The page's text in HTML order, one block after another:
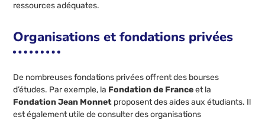
ressources adéquates.
Organisations et fondations privées
De nombreuses fondations privées offrent des bourses
d’études. Par exemple, la Fondation de Franceet la
Fondation Jean Monnet proposent des aides aux étudiants. Il
est également utile de consulter des organisations